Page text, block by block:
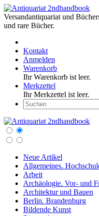
Versandantiquariat und
und rare Bücher.
Kontakt
Anmelden
Warenkorb
Ihr Warenkorb ist leer.
Merkzettel
Ihr Merkzettel ist leer.
Neue Artikel
Allgemeines.
Arbeit
Archäologie. Vor- und
Architektur und Bauen
Berlin. Brandenburg
Bildende Kunst